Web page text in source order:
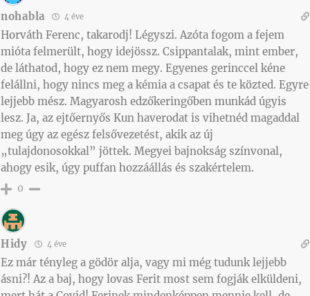
nohabla 4 éve
Horváth Ferenc, takarodj! Légyszi. Azóta fogom a fejem
mióta felmerült, hogy idejössz. Csippantalak, mint ember,
de láthatod, hogy ez nem megy. Egyenes gerinccel kéne
felállni, hogy nincs meg a kémia a csapat és te közted. Egyre
lejjebb mész. Magyarosh edzőkeringőben munkád úgyis
lesz. Ja, az ejtőernyős Kun haverodat is vihetnéd magaddal
meg úgy az egész felsővezetést, akik az új
„tulajdonosokkal” jöttek. Megyei bajnokság színvonal,
ahogy esik, úgy puffan hozzáállás és szakértelem.
0
Hidy 4 éve
Ez már tényleg a gödör alja, vagy mi még tudunk lejjebb
ásni?! Az a baj, hogy lovas Ferit most sem fogják elküldeni,